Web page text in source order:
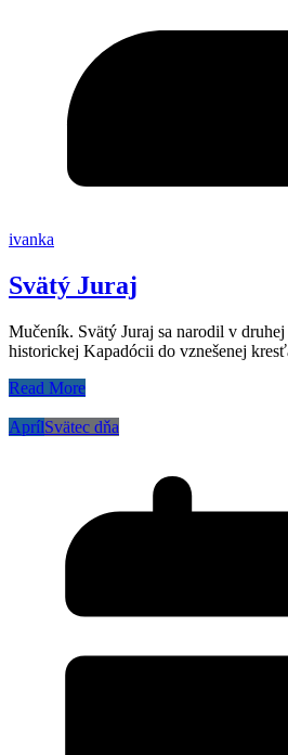
ivanka
Svätý Juraj
Mučeník. Svätý Juraj sa narodil v
historickej Kapadócii do vznešenej
Read More
AprílSvätec dňa